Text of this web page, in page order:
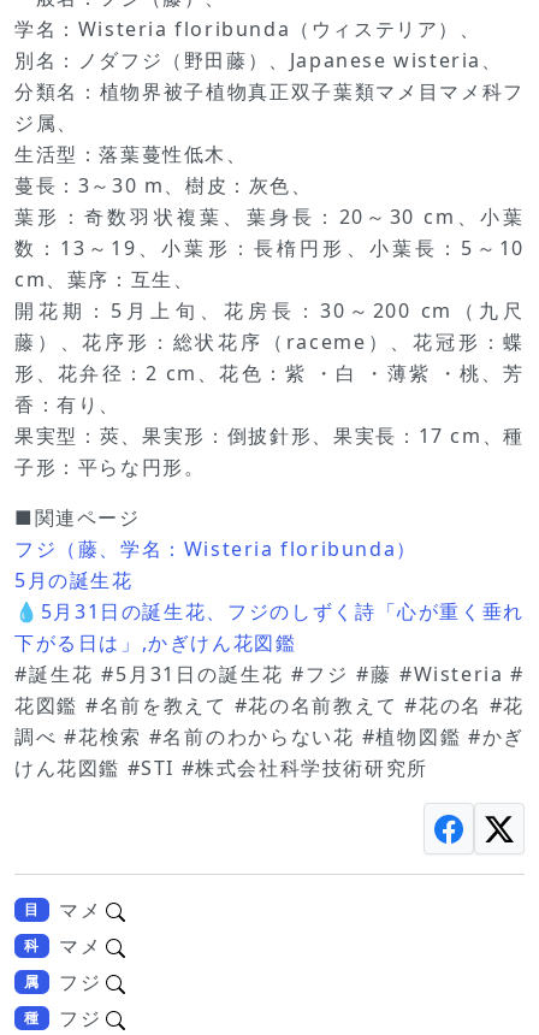
学名：Wisteria floribunda（ウィステリア）、
別名：ノダフジ（野田藤）、Japanese wisteria、
分類名：植物界被子植物真正双子葉類マメ目マメ科フ
ジ属、
生活型：落葉蔓性低木、
蔓長：3～30 m、樹皮：灰色、
葉形：奇数羽状複葉、葉身長：20～30 cm、小葉
数：13～19、小葉形：長楕円形、小葉長：5～10
cm、葉序：互生、
開花期：5月上旬、花房長：30～200 cm（九尺
藤）、花序形：総状花序（raceme）、花冠形：蝶
形、花弁径：2 cm、花色：紫 ・白 ・薄紫 ・桃、芳
香：有り、
果実型：莢、果実形：倒披針形、果実長：17 cm、種
子形：平らな円形。
■関連ページ
フジ（藤、学名：Wisteria floribunda）
5月の誕生花
💧5月31日の誕生花、フジのしずく詩「心が重く垂れ
下がる日は」,かぎけん花図鑑
#誕生花 #5月31日の誕生花 #フジ #藤 #Wisteria #
花図鑑 #名前を教えて #花の名前教えて #花の名 #花
調べ #花検索 #名前のわからない花 #植物図鑑 #かぎ
けん花図鑑 #STI #株式会社科学技術研究所
目 マメ
科 マメ
属 フジ
種 フジ